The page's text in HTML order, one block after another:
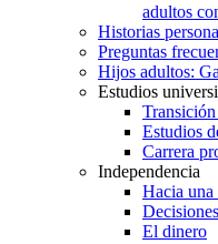
adultos
Historias
Preguntas
Hijos adultos:
Estudios
Estudios
Carrera
Independencia
Hacia una
El dinero